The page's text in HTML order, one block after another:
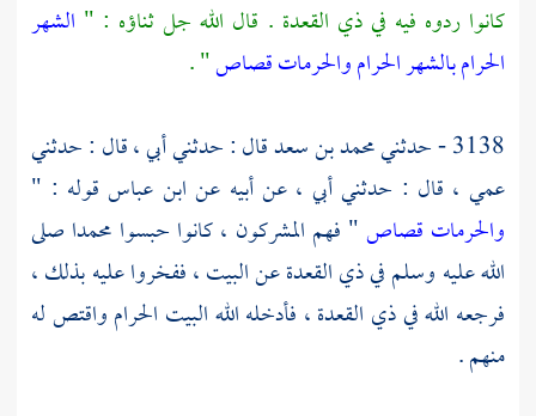
كانوا ردوه فيه في ذي القعدة . قال الله جل ثناؤه : " الشهر
الحرام بالشهر الحرام والحرمات قصاص" .
3138 - حدثني
محمد بن سعدقال : حدثني أبي ، قال : حدثني
عمي ، قال : حدثني أبي ، عن أبيه عن ابن عباس قوله : "
والحرمات قصاص" فهم المشركون ، كانوا حبسوا محمدا صلى
الله عليه وسلم في ذي القعدة عن البيت ، ففخروا عليه بذلك ،
فرجعه الله في ذي القعدة ، فأدخله اللهالبيت الحرامواقتص له
منهم .